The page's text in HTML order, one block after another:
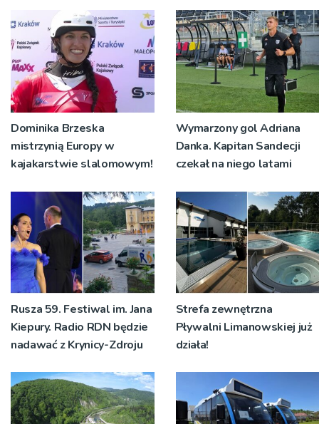
Dominika Brzeska
mistrzynią Europy w
kajakarstwie slalomowym!
Wymarzony gol Adriana
Danka. Kapitan Sandecji
czekał na niego latami
Rusza 59. Festiwal im. Jana
Kiepury. Radio RDN będzie
nadawać z Krynicy-Zdroju
Strefa zewnętrzna
Pływalni Limanowskiej już
działa!